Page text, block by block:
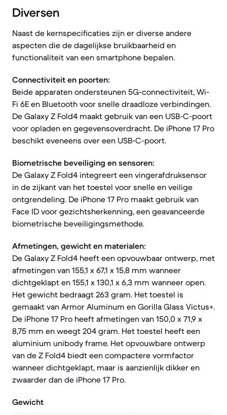
Diversen
Naast de kernspecificaties zijn er diverse andere
aspecten die de dagelijkse bruikbaarheid en
functionaliteit van een smartphone bepalen.
Connectiviteit en poorten:
Beide apparaten ondersteunen 5G-connectiviteit, Wi-
Fi 6E en Bluetooth voor snelle draadloze verbindingen.
De Galaxy Z Fold4 maakt gebruik van een USB-C-poort
voor opladen en gegevensoverdracht. De iPhone 17 Pro
beschikt eveneens over een USB-C-poort.
Biometrische beveiliging en sensoren:
De Galaxy Z Fold4 integreert een vingerafdruksensor
in de zijkant van het toestel voor snelle en veilige
ontgrendeling. De iPhone 17 Pro maakt gebruik van
Face ID voor gezichtsherkenning, een geavanceerde
biometrische beveiligingsmethode.
Afmetingen, gewicht en materialen:
De Galaxy Z Fold4 heeft een opvouwbaar ontwerp, met
afmetingen van 155,1 x 67,1 x 15,8 mm wanneer
dichtgeklapt en 155,1 x 130,1 x 6,3 mm wanneer open.
Het gewicht bedraagt 263 gram. Het toestel is
gemaakt van Armor Aluminum en Gorilla Glass Victus+.
De iPhone 17 Pro heeft afmetingen van 150,0 x 71,9 x
8,75 mm en weegt 204 gram. Het toestel heeft een
aluminium unibody frame. Het opvouwbare ontwerp
van de Z Fold4 biedt een compactere vormfactor
wanneer dichtgeklapt, maar is aanzienlijk dikker en
zwaarder dan de iPhone 17 Pro.
Gewicht